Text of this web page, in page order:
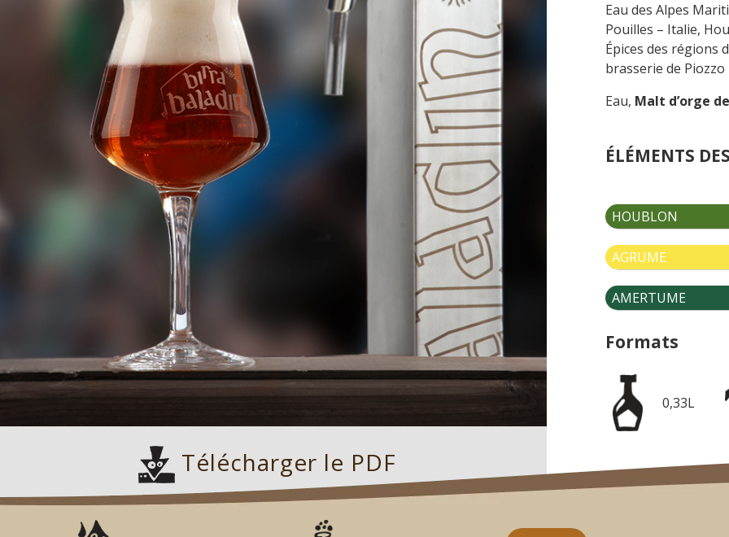
Télécharger le PDF
Eau des Alpes
Pouilles – Italie,
Épices des régions
brasserie de Piozzo
Eau, Malt d’orge
ÉLÉMENTS
HOUBLON
AGRUME
AMERTUME
Formats
0,33L